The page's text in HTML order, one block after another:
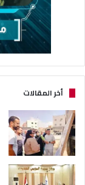
أخر المقالات